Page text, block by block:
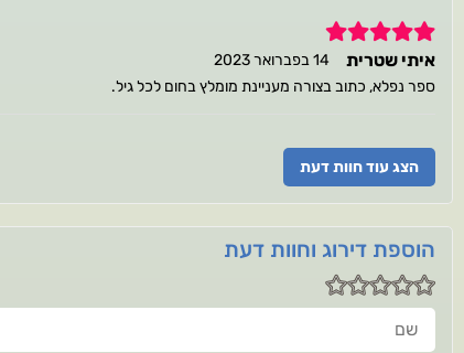
5
איתי שטרית
14 בפברואר 2023
ספר נפלא, כתוב בצורה מעניינת מומלץ בחום לכל גיל.
הצג עוד חוות דעת
הוספת דירוג וחוות דעת
שם